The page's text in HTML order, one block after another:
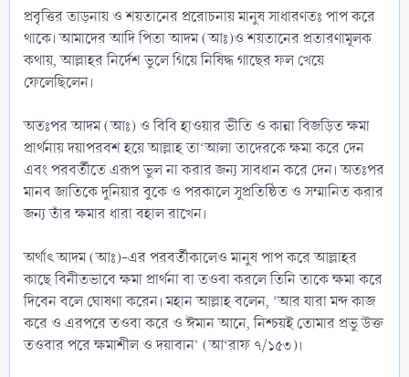
প্রবৃত্তির তাড়নায় ও শয়তানের প্ররোচনায় মানুষ সাধারণতঃ পাপ করে
থাকে। আমাদের আদি পিতা আদম (আঃ)ও শয়তানের প্রতারণামূলক
কথায়, আল্লাহর নির্দেশ ভুলে গিয়ে নিষিদ্ধ গাছের ফল খেয়ে
ফেলেছিলেন।
অতঃপর আদম (আঃ) ও বিবি হাওয়ার ভীতি ও কান্না বিজড়িত ক্ষমা
প্রার্থনায় দয়াপরবশ হয়ে আল্লাহ তা‘আলা তাদেরকে ক্ষমা করে দেন
এবং পরবর্তীতে এরূপ ভুল না করার জন্য সাবধান করে দেন। অতঃপর
মানব জাতিকে দুনিয়ার বুকে ও পরকালে সুপ্রতিষ্ঠিত ও সম্মানিত করার
জন্য তাঁর ক্ষমার ধারা বহাল রাখেন।
অর্থাৎ আদম (আঃ)-এর পরবর্তীকালেও মানুষ পাপ করে আল্লাহর
কাছে বিনীতভাবে ক্ষমা প্রার্থনা বা তওবা করলে তিনি তাকে ক্ষমা করে
দিবেন বলে ঘোষণা করেন। মহান আল্লাহ বলেন, ‘আর যারা মন্দ কাজ
করে ও এরপরে তওবা করে ও ঈমান আনে, নিশ্চয়ই তোমার প্রভু উক্ত
তওবার পরে ক্ষমাশীল ও দয়াবান’ (আ‘রাফ ৭/১৫৩)।